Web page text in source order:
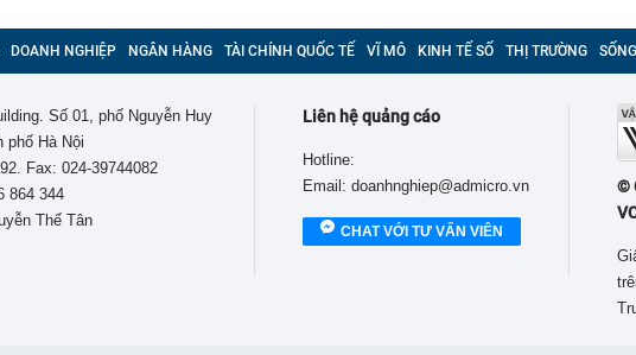
DOANH NGHIỆP NGÂN HÀNG TÀI CHÍNH QUỐC TẾ VĨ MÔ KINH TẾ SỐ THỊ TRƯỜNG SỐNG
Số 01, phố Nguyễn Huy
phố Hà Nội
Fax: 024-39744082
864 344
Thế Tân
Liên hệ quảng cáo
Hotline:
Email: doanhnghiep@admicro.vn
CHAT VỚI TƯ VẤN VIÊN
©